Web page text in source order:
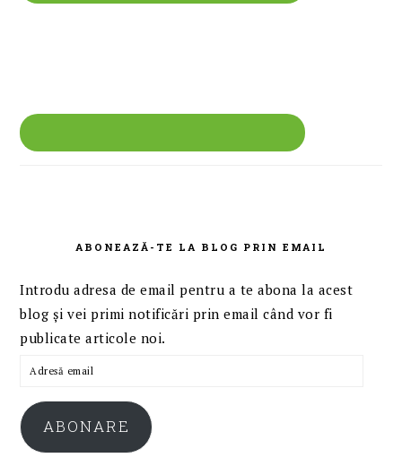
ABONEAZĂ-TE LA BLOG PRIN EMAIL
Introdu adresa de email pentru a te abona la acest
blog și vei primi notificări prin email când vor fi
publicate articole noi.
Adresă
ABONARE